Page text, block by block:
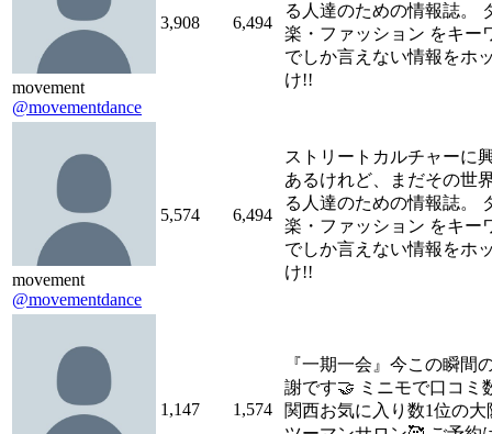
movement
@movementdance
3,908 6,494
る人達のための情報誌。
楽・ファッション をキー
でしか言えない情報をホ
け!!
movement
@movementdance
5,574 6,494
ストリートカルチャーに
あるけれど、まだその世
る人達のための情報誌。
楽・ファッション をキー
でしか言えない情報をホ
け!!
1,147 1,574
『一期一会』今この瞬間
謝です🤝 ミニモで口コミ
関西お気に入り数1位の大